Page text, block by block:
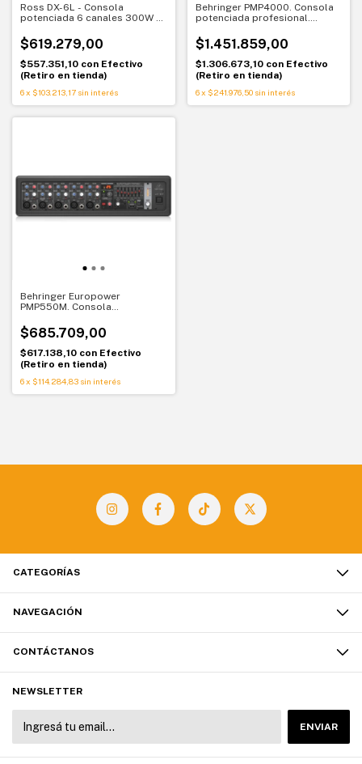
Ross DX-6L - Consola
potenciada 6 canales 300W +
$619.279,00
$557.351,10 con Efectivo
(Retiro en tienda)
6x $103.213,17 sin interés
Behringer PMP4000. Consola
potenciada profesional.
vivo
$1.451.859,00
$1.306.673,10 con Efectivo
(Retiro en tienda)
6 x $241.976,50 sin interés
Behringer Europower
PMP550M. Consola
Solución práctica y portátil
$685.709,00
$617.138,10 con Efectivo
(Retiro en tienda)
6x $114.284,83 sin interés
CATEGORÍAS
NAVEGACIÓN
CONTÁCTANOS
NEWSLETTER